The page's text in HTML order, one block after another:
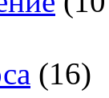
(16)